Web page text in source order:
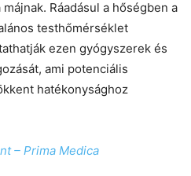
Ráadásul a hőségben a
testhőmérséklet
ezen gyógyszerek és
ami potenciális
hatékonysághoz
– Prima Medica